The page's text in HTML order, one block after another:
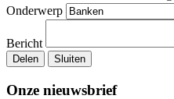
Onderwerp
Bericht
Delen Sluiten
Onze nieuwsbrief